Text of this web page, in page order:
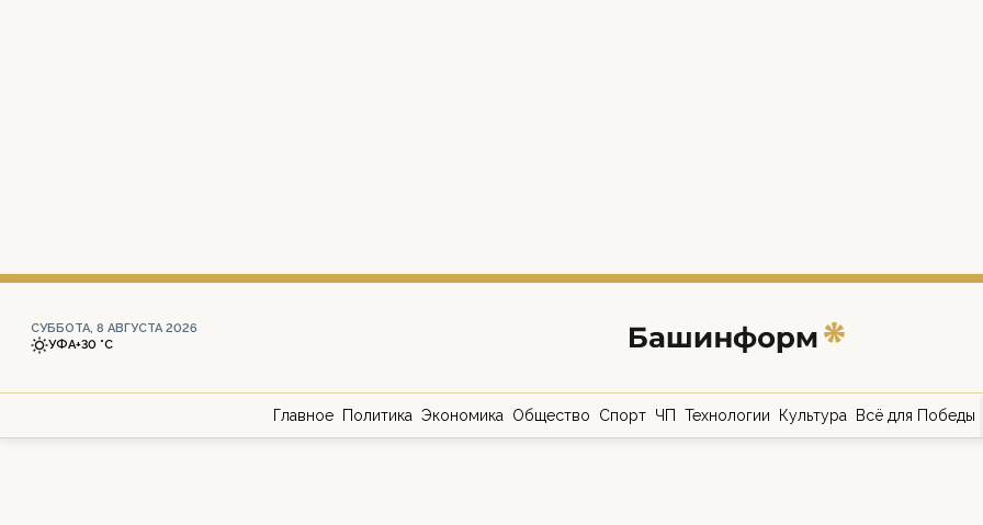
СУББОТА, 8 АВГУСТА 2026
УФА+30 °С
Главное Политика Экономика Общество Спорт ЧП Технологии Культура Всё для Победы